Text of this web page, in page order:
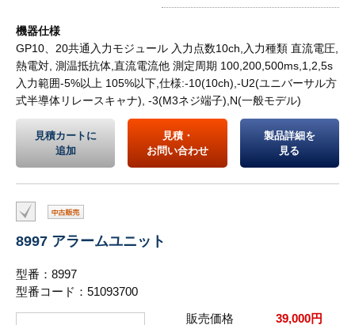
機器仕様
GP10、20共通入力モジュール 入力点数10ch,入力種類 直流電圧,
熱電対, 測温抵抗体,直流電流他 測定周期 100,200,500ms,1,2,5s
入力範囲-5%以上 105%以下,仕様:-10(10ch),-U2(ユニバーサル方
式半導体リレースキャナ), -3(M3ネジ端子),N(一般モデル)
見積カートに
追加
見積・
お問い合わせ
製品詳細を
見る
8997 アラームユニット
型番：8997
型番コード：51093700
販売価格
39,000円